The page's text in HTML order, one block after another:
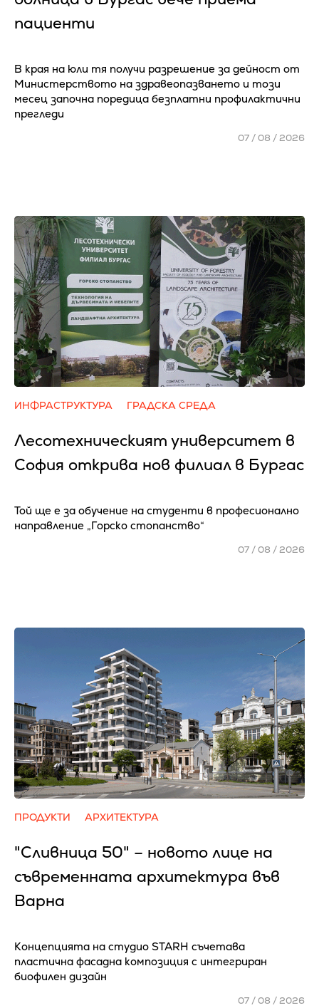
пациенти
В края на юли тя получи разрешение за дейност от
Министерството на здравеопазването и този
месец започна поредица безплатни профилактични
прегледи
07 / 08 / 2026
ИНФРАСТРУКТУРА ГРАДСКА СРЕДА
Лесотехническият университет в
София открива нов филиал в Бургас
Той ще е за обучение на студенти в професионално
направление „Горско стопанство“
07 / 08 / 2026
ПРОДУКТИ АРХИТЕКТУРА
"Сливница 50" – новото лице на
съвременната архитектура във
Варна
Концепцията на студио STARH съчетава
пластична фасадна композиция с интегриран
биофилен дизайн
07 / 08 / 2026